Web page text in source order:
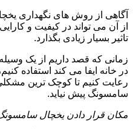
آگاهی از روش های نگهداری
از آن می تواند در کیفیت و
تاثیر بسیار زیادی بگذارد.
زمانی که قصد داریم از یک
در خانه ایفا می کند استفاده
رعایت کنیم تا کوچک ترین
سامسونگ پیش نیاید.
مکان قرار دادن یخچال